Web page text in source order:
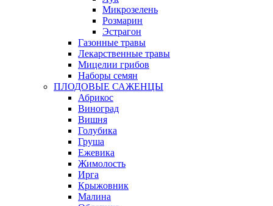
Микрозелень
Розмарин
Эстрагон
Газонные травы
Лекарственные травы
Мицелии грибов
Наборы семян
ПЛОДОВЫЕ САЖЕНЦЫ
Абрикос
Виноград
Вишня
Голубика
Груша
Ежевика
Жимолость
Ирга
Крыжовник
Малина